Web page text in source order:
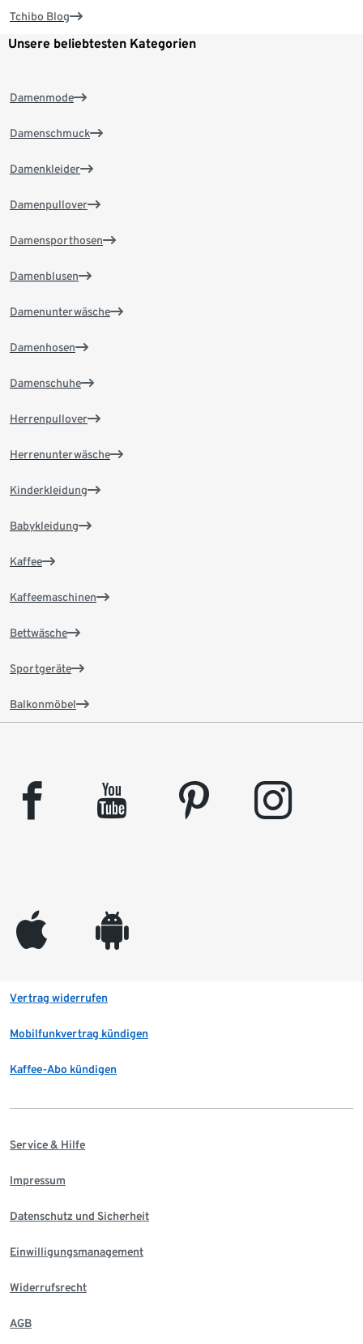
Tchibo Blog
Unsere beliebtesten Kategorien
Damenmode
Damenschmuck
Damenkleider
Damenpullover
Damensporthosen
Damenblusen
Damenunterwäsche
Damenhosen
Damenschuhe
Herrenpullover
Herrenunterwäsche
Kinderkleidung
Babykleidung
Kaffee
Kaffeemaschinen
Bettwäsche
Sportgeräte
Balkonmöbel
facebook youtube pinterest instagram
appleinc android
Vertrag widerrufen
Mobilfunkvertrag kündigen
Kaffee-Abo kündigen
Service & Hilfe
Impressum
Datenschutz und Sicherheit
Einwilligungsmanagement
Widerrufsrecht
AGB